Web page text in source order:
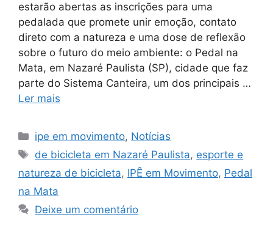
estarão abertas as inscrições para uma
pedalada que promete unir emoção, contato
direto com a natureza e uma dose de reflexão
sobre o futuro do meio ambiente: o Pedal na
Mata, em Nazaré Paulista (SP), cidade que faz
parte do Sistema Canteira, um dos principais …
Ler mais
ipe em movimento, Notícias
de bicicleta em Nazaré Paulista, esporte e
natureza de bicicleta, IPÊ em Movimento, Pedal
na Mata
Deixe um comentário